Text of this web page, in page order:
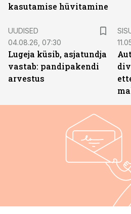
kasutamise hüvitamine
UUDISED
04.08.26, 07:30
Lugeja küsib, asjatundja
vastab: pandipakendi
arvestus